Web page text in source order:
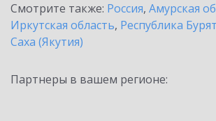
Смотрите также: Россия, Амурская
Иркутская область, Республика
Саха (Якутия)
Партнеры в вашем регионе: